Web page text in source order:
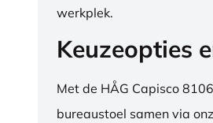
werkplek.
Keuzeopties
Met de HÅG Capisco
bureaustoel samen via